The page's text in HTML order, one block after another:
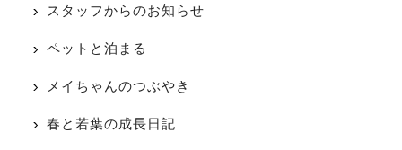
スタッフからのお知らせ
ペットと泊まる
メイちゃんのつぶやき
春と若葉の成長日記